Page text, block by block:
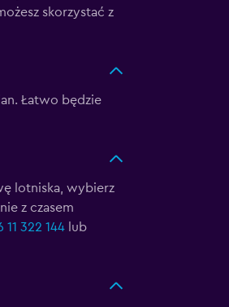
skorzystać z
Łatwo będzie
lotniska, wybierz
z czasem
11 322 144lub